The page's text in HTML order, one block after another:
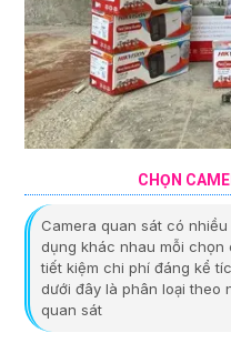
CHỌN
Camera quan sát có
dụng khác nhau mỗi chọn
tiết kiệm chi phí đáng kể
dưới đây là phân loại theo
quan sát